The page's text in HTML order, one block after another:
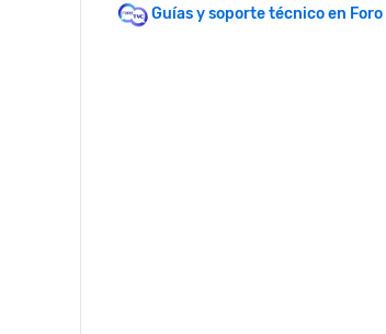
Guías y soporte técnico en Foro